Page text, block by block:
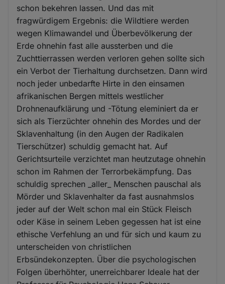
schon bekehren lassen. Und das mit
fragwürdigem Ergebnis: die Wildtiere werden
wegen Klimawandel und Überbevölkerung der
Erde ohnehin fast alle aussterben und die
Zuchttierrassen werden verloren gehen sollte sich
ein Verbot der Tierhaltung durchsetzen. Dann wird
noch jeder unbedarfte Hirte in den einsamen
afrikanischen Bergen mittels westlicher
Drohnenaufklärung und -Tötung eleminiert da er
sich als Tierzüchter ohnehin des Mordes und der
Sklavenhaltung (in den Augen der Radikalen
Tierschützer) schuldig gemacht hat. Auf
Gerichtsurteile verzichtet man heutzutage ohnehin
schon im Rahmen der Terrorbekämpfung. Das
schuldig sprechen _aller_ Menschen pauschal als
Mörder und Sklavenhalter da fast ausnahmslos
jeder auf der Welt schon mal ein Stück Fleisch
oder Käse in seinem Leben gegessen hat ist eine
ethische Verfehlung an und für sich und kaum zu
unterscheiden von christlichen
Erbsündekonzepten. Über die psychologischen
Folgen überhöhter, unerreichbarer Ideale hat der